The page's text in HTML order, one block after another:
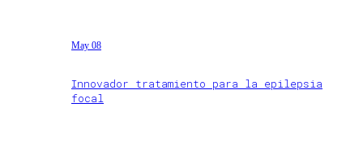
May 08
Innovador tratamiento para la epilepsia
focal